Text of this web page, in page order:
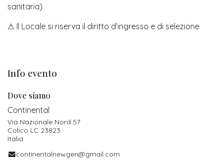
sanitaria)
⚠ Il Locale si riserva il diritto d’ingresso e di selezione
Info evento
Dove siamo
Continental
Via Nazionale Nord 57
Colico LC 23823
Italia
continentalnewgen@gmail.com